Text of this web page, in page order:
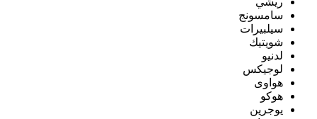
سامسونج
سيلبيرات
شويتيك
لدنيو
لوجيكس
هواوى
هوكو
يوجرين